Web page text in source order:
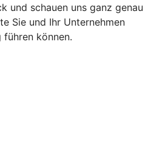
und schauen uns ganz genau
Sie und Ihr Unternehmen
können.